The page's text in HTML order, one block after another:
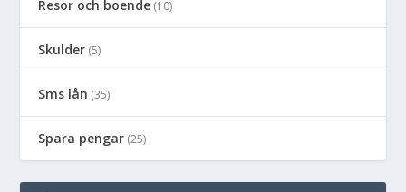
Resor och boende (10)
Skulder (5)
Sms lån (35)
Spara pengar (25)